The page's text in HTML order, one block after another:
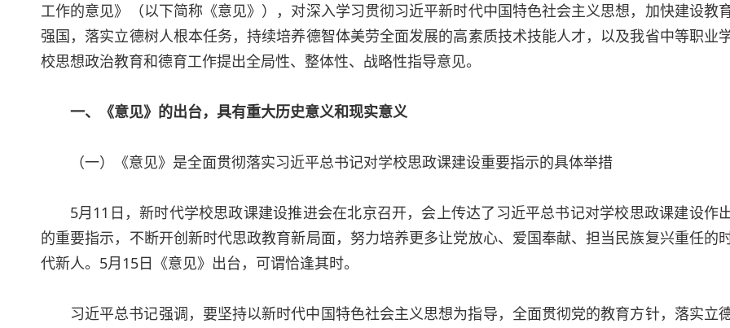
工作的意见》（以下简称《意见》），对深入学习贯彻习近平新时代中国特色社会主义思想，加快建设教
强国，落实立德树人根本任务，持续培养德智体美劳全面发展的高素质技术技能人才，以及我省中等职业
校思想政治教育和德育工作提出全局性、整体性、战略性指导意见。
一、《意见》的出台，具有重大历史意义和现实意义
（一）《意见》是全面贯彻落实习近平总书记对学校思政课建设重要指示的具体举措
5月11日，新时代学校思政课建设推进会在北京召开，会上传达了习近平总书记对学校思政课建设作
的重要指示，不断开创新时代思政教育新局面，努力培养更多让党放心、爱国奉献、担当民族复兴重任的
代新人。5月15日《意见》出台，可谓恰逢其时。
习近平总书记强调，要坚持以新时代中国特色社会主义思想为指导，全面贯彻党的教育方针，落实立